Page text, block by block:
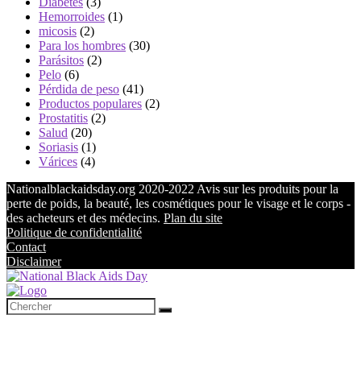
Hemorroides (1)
micosis (2)
Para los hombres (30)
Parásitos (2)
Pelo (6)
Pérdida de peso (41)
Productos populares (2)
Prostatitis (2)
Salud (20)
Soriasis (1)
Várices (4)
Nationalblackaidsday.org 2020-2022 Avis sur les produits pour la
perte de poids, la beauté, les cosmétiques pour le visage et le corps -
des acheteurs et des médecins. Plan du site
Politique de confidentialité
Contact
Disclaimer